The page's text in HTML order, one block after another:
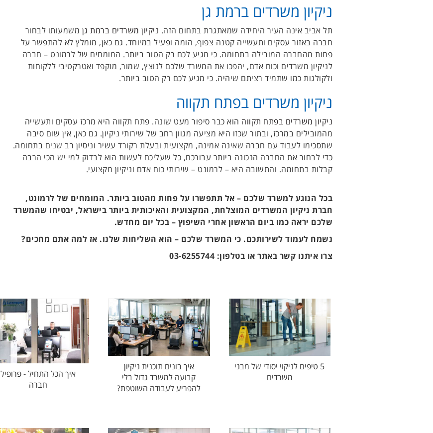
ניקיון משרדים ברמת גן
תל אביב אינה העיר היחידה שמאתגרת בתחום הזה. ניקיון משרדים ברמת גן משמעותו לבחור
חברה באזור עסקים ותעשייה קטנה צפוף, הומה ופעיל במיוחד. גם כאן, מומלץ לא להתפשר על
פחות מהחברה המובילה בתחומה. כי מגיע לכם רק הטוב ביותר. המומחים של לרמונט – חברה
לניקיון משרדים וכוח אדם, יהפכו את המשרד שלכם לנוצץ, שמור, מוקפד ואטרקטיבי ללקוחות
ולקולגות כמו שתמיד רציתם שיהיה. כי מגיע לכם רק הטוב ביותר.
ניקיון משרדים בפתח תקווה
ניקיון משרדים בפתח תקווה הוא כבר סיפור מעט שונה. פתח תקווה היא מרכז עסקים ותעשייה
מהמובילים במרכז, ובתור שכזו היא מציעה מגוון רחב של שירותי ניקיון. גם כאן, אין שום סיבה
שתסכימו לעבוד עם חברה שאינה אמינה, מקצועית ובעלת רקורד עשיר וניסיון רב שנים בתחומה.
כדי לבחור את החברה הנכונה ביותר עבורכם, כל שעליכם לעשות הוא לבדוק למי יש הכי הרבה
קבלות בתחומה. והתשובה היא – לרמונט – שירותי כוח אדם וניקיון מקצועי.
בכל הנוגע למשרד שלכם – אל תתפשרו על פחות מהטוב ביותר. המומחים של לרמונט,
חברת ניקיון המשרדים המוצלחת, המקצועית והאיכותית ביותר בישראל, יבטיחו שהמשרד
שלכם יראה כמו ביום הראשון אחרי השיפוץ – בכל יום מחדש.
נשמח לעמוד לשירותכם. כי המשרד שלכם – הוא השליחות שלנו. אז למה אתם מחכים?
צרו איתנו קשר באתר או בטלפון: 03-6255744
5 טיפים לניקוי יסודי של מבני
משרדים
איך בונים תוכנית ניקיון
קבועה למשרד גדול בלי
להפריע לעבודה השוטפת?
איך הכל התחיל - פרופיל
חברה